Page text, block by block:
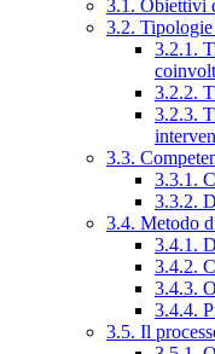
3.1. Obiettivi
3.2.
3.2.1.
3.2.2.
3.2.3.
3.3.
3.3.1.
3.3.2.
3.4. Metodo
3.4.1.
3.4.2.
3.4.3.
3.4.4.
3.5. Il